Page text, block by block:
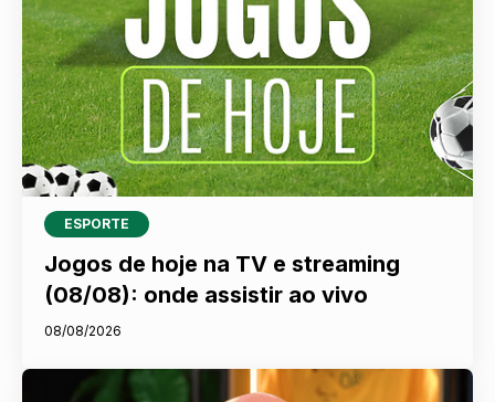
ESPORTE
Jogos de hoje na TV e streaming
(08/08): onde assistir ao vivo
08/08/2026